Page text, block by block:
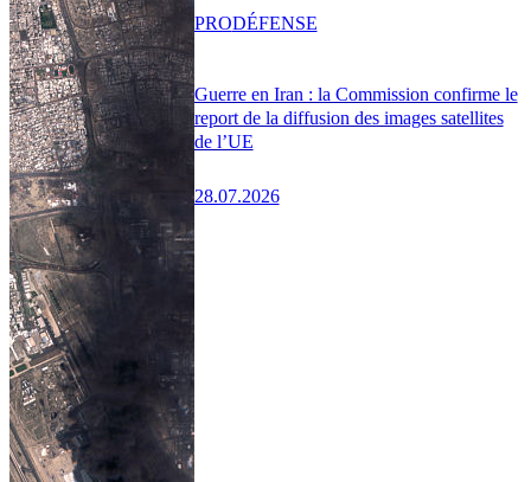
Guerre en Iran : la Commission confirme le
report de la diffusion des images satellites
de l’UE
28.07.2026
PRODÉFENSE